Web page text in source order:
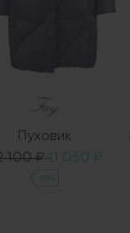
Пуховик
100 ₽41 050 ₽
-50%